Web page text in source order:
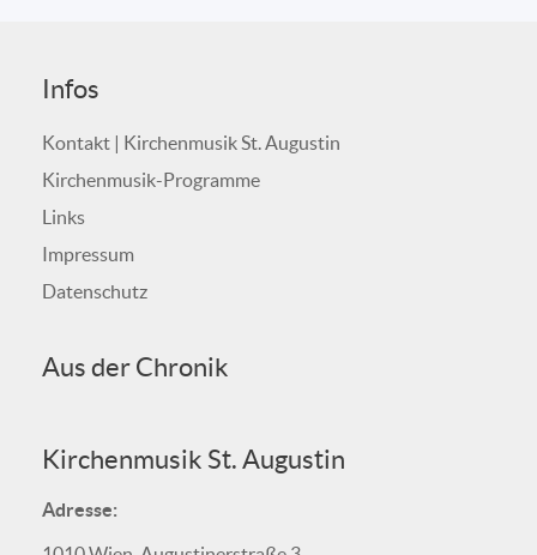
Infos
Kontakt | Kirchenmusik St. Augustin
Kirchenmusik-Programme
Links
Impressum
Datenschutz
Aus der Chronik
Kirchenmusik St. Augustin
Adresse: